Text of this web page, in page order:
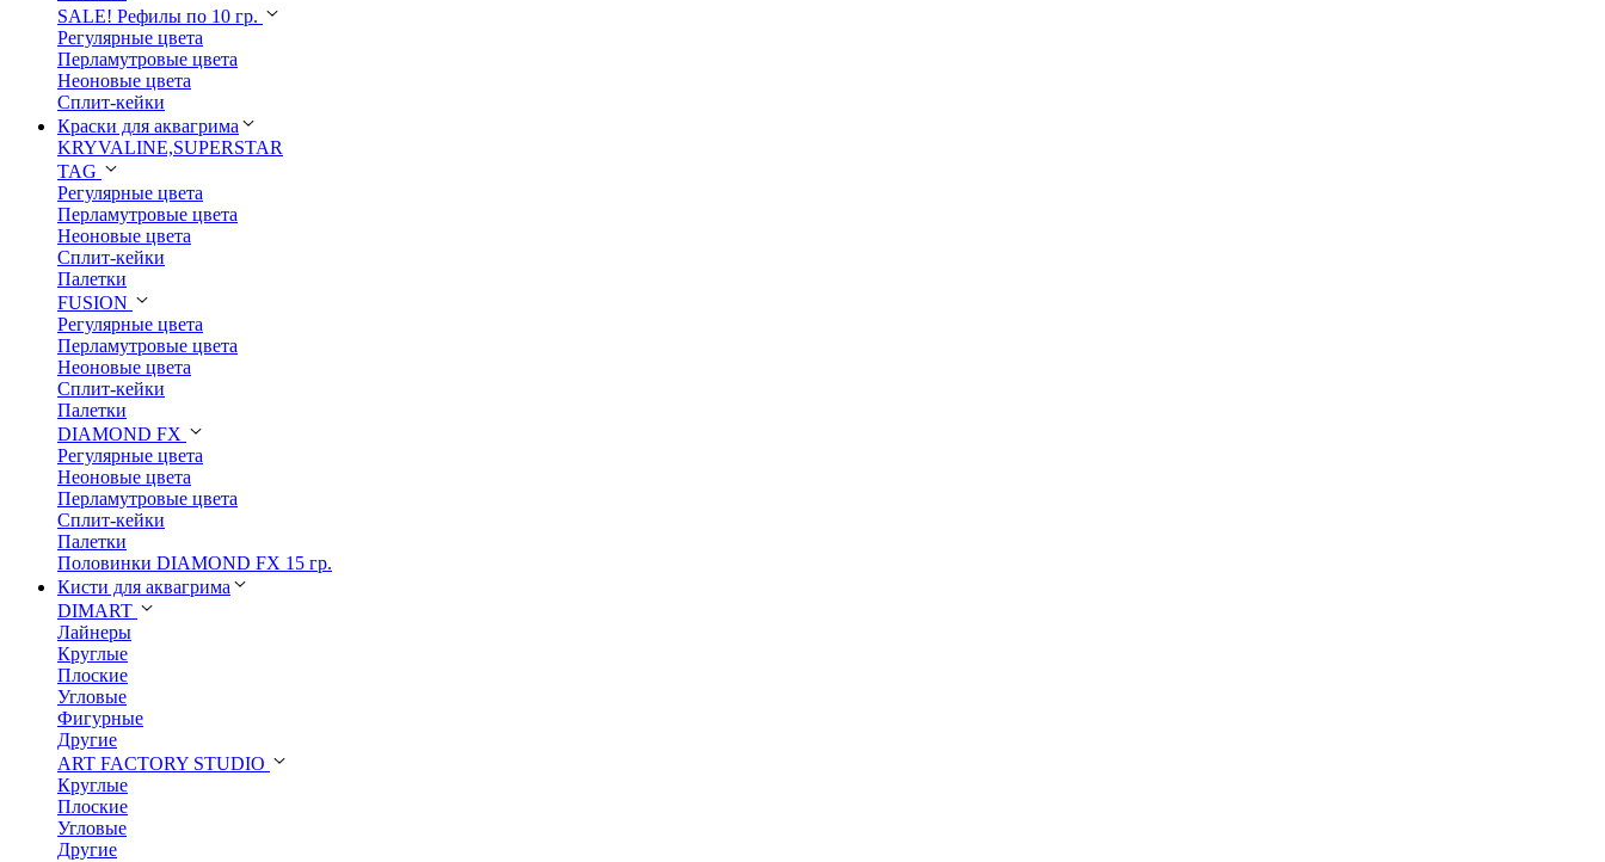
SALE! Рефилы по 10 гр.
Регулярные цвета
Перламутровые цвета
Неоновые цвета
Сплит-кейки
Краски для аквагрима
KRYVALINE,SUPERSTAR
TAG
Регулярные цвета
Перламутровые цвета
Неоновые цвета
Сплит-кейки
Палетки
FUSION
Регулярные цвета
Перламутровые цвета
Неоновые цвета
Сплит-кейки
Палетки
DIAMOND FX
Регулярные цвета
Неоновые цвета
Перламутровые цвета
Сплит-кейки
Палетки
Половинки DIAMOND FX 15 гр.
Кисти для аквагрима
DIMART
Лайнеры
Круглые
Плоские
Угловые
Фигурные
Другие
ART FACTORY STUDIO
Круглые
Плоские
Угловые
Другие